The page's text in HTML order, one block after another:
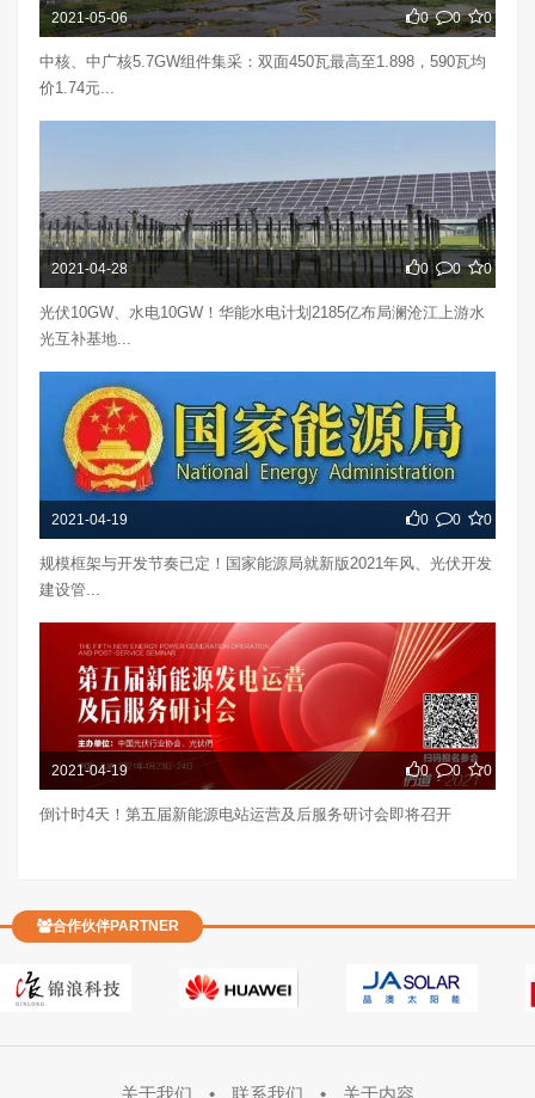
2021-05-06 0 0 0
中核、中广核5.7GW组件集采：双面450瓦最高至1.898，590瓦均
价1.74元...
2021-04-28 0 0 0
光伏10GW、水电10GW！华能水电计划2185亿布局澜沧江上游水
光互补基地...
2021-04-19 0 0 0
规模框架与开发节奏已定！国家能源局就新版2021年风、光伏开发
建设管...
2021-04-19 0 0 0
倒计时4天！第五届新能源电站运营及后服务研讨会即将召开
合作伙伴PARTNER
关于我们 • 联系我们 • 关于内容